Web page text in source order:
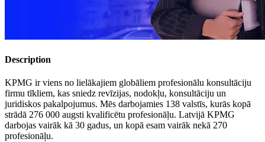
Description
KPMG ir viens no lielākajiem globāliem profesionālu konsultāciju
firmu tīkliem, kas sniedz revīzijas, nodokļu, konsultāciju un
juridiskos pakalpojumus. Mēs darbojamies 138 valstīs, kurās kopā
strādā 276 000 augsti kvalificētu profesionāļu. Latvijā KPMG
darbojas vairāk kā 30 gadus, un kopā esam vairāk nekā 270
profesionāļu.